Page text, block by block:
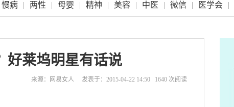
慢病 | 两性 | 母婴 | 精神 | 美容 | 中医 | 微信 | 医学会 |
好莱坞明星有话说
来源：网易女人 发表于：2015-04-22 14:50 1640 次阅读